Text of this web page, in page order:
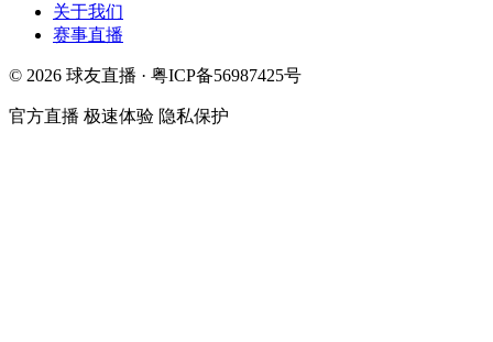
关于我们
赛事直播
© 2026 球友直播 · 粤ICP备56987425号
官方直播 极速体验 隐私保护